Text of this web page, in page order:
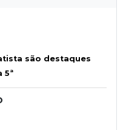
são destaques
5ª